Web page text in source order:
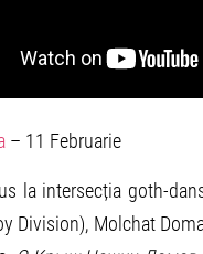
– 11 Februarie
la intersecția goth-
Division), Molchat